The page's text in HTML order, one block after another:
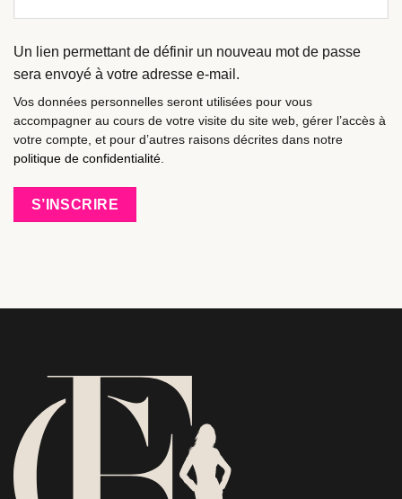
Un lien permettant de définir un nouveau mot de passe
sera envoyé à votre adresse e-mail.
Vos données personnelles seront utilisées pour vous
accompagner au cours de votre visite du site web, gérer l’accès à
votre compte, et pour d’autres raisons décrites dans notre
politique de confidentialité.
S’INSCRIRE